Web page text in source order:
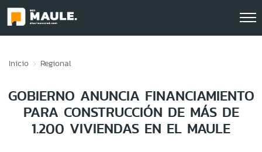
Inicio Regional
GOBIERNO ANUNCIA FINANCIAMIENTO
PARA CONSTRUCCIÓN DE MÁS DE
1.200 VIVIENDAS EN EL MAULE